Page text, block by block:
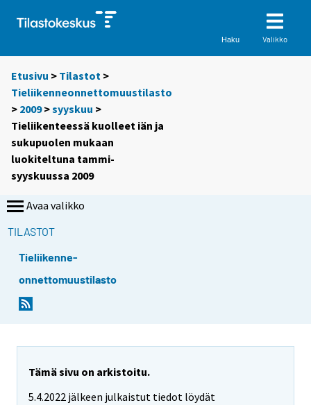
Haku Valikko
Etusivu > Tilastot >
Tieliikenneonnettomuustilasto
> 2009>syyskuu >
Tieliikenteessä kuolleet iän ja
sukupuolen mukaan
luokiteltuna tammi-
syyskuussa 2009
Avaa valikko
TILASTOT
Tieliikenne-
onnettomuustilasto
Tämä sivu on arkistoitu.
5.4.2022 jälkeen julkaistut tiedot löydät